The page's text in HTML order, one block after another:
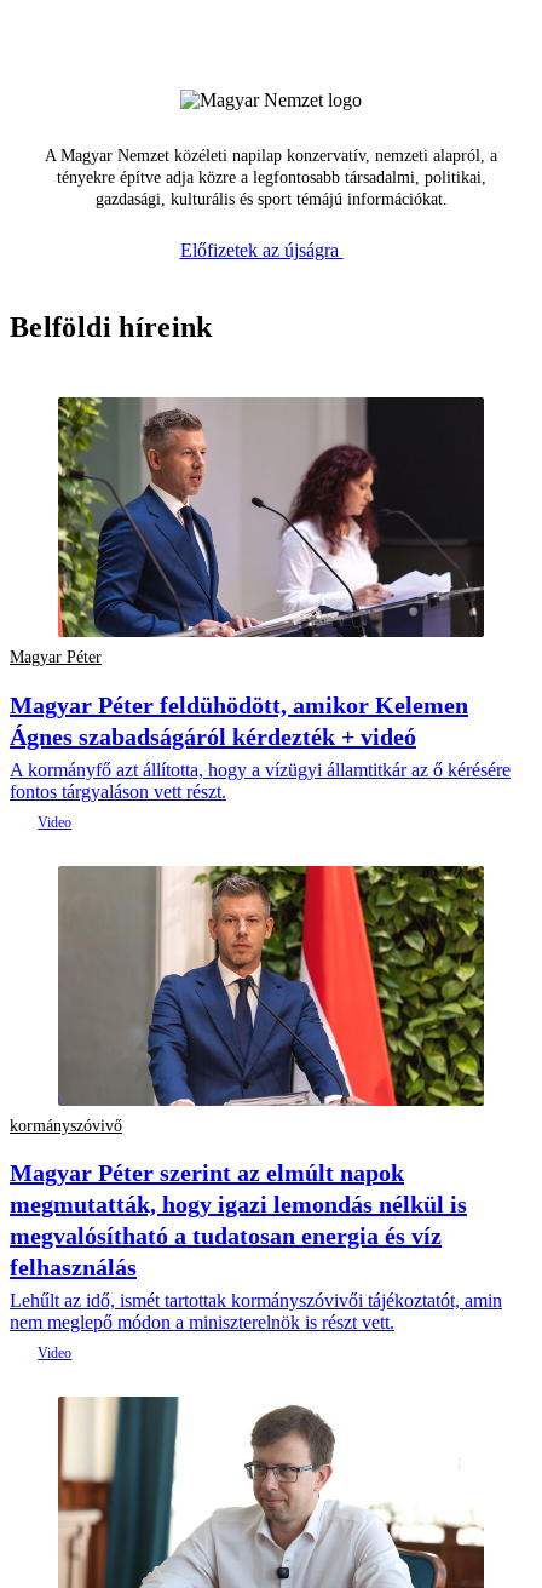
A Magyar Nemzet közéleti napilap konzervatív, nemzeti alapról, a
tényekre építve adja közre a legfontosabb társadalmi, politikai,
gazdasági, kulturális és sport témájú információkat.
Előfizetek az újságra
Belföldi híreink
Magyar Péter
Magyar Péter feldühödött, amikor Kelemen
Ágnes szabadságáról kérdezték + videó
A kormányfő azt állította, hogy a vízügyi államtitkár az ő kérésére
fontos tárgyaláson vett részt.
kormányszóvivő
Magyar Péter szerint az elmúlt napok
megmutatták, hogy igazi lemondás nélkül is
megvalósítható a tudatosan energia és víz
felhasználás
Lehűlt az idő, ismét tartottak kormányszóvivői tájékoztatót, amin
nem meglepő módon a miniszterelnök is részt vett.